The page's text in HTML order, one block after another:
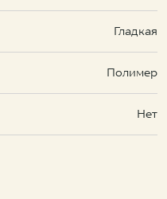
Гладкая
Полимер
Нет